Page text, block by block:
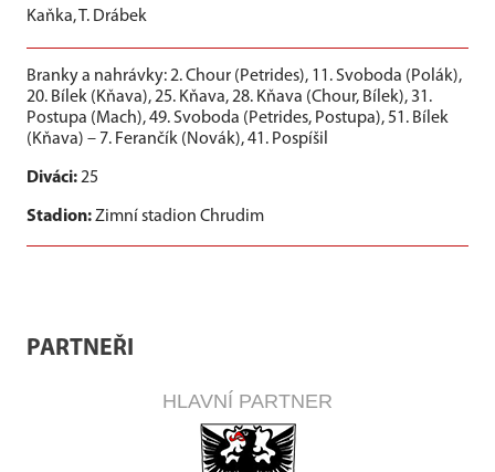
Kaňka, T. Drábek
Branky a nahrávky:2. Chour (Petrides), 11. Svoboda (Polák),
20. Bílek (Kňava), 25. Kňava, 28. Kňava (Chour, Bílek), 31.
Postupa (Mach), 49. Svoboda (Petrides, Postupa), 51. Bílek
(Kňava) – 7. Ferančík (Novák), 41. Pospíšil
Diváci:25
Stadion:Zimní stadion Chrudim
PARTNEŘI
HLAVNÍ PARTNER